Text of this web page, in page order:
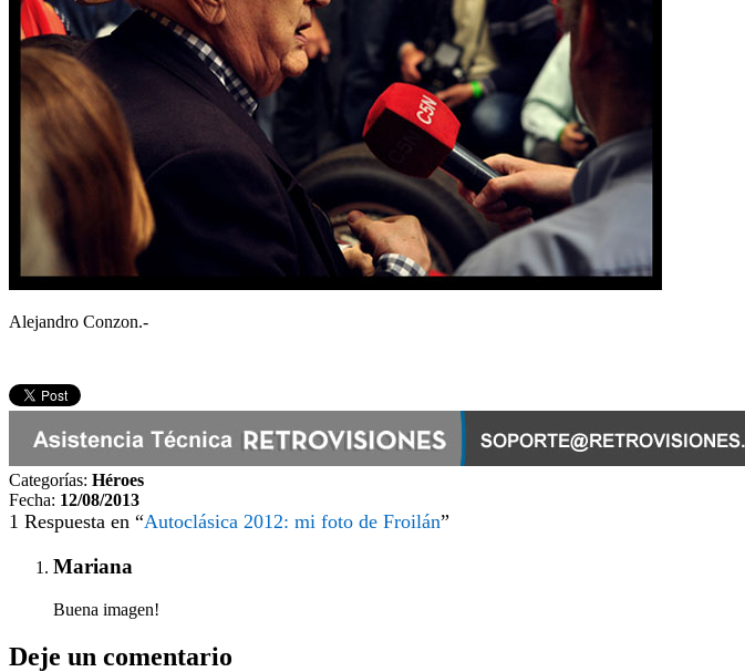
Alejandro Conzon.-
Categorías: Héroes
Fecha: 12/08/2013
1 Respuesta en “Autoclásica 2012: mi foto de Froilán”
Mariana
Buena imagen!
Deje un comentario